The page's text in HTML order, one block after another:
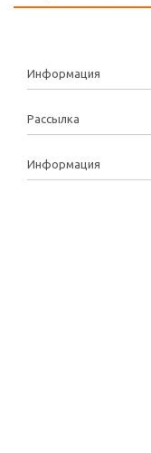
Информация
Рассылка
Информация